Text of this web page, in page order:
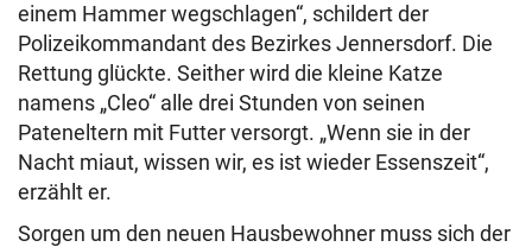
einem Hammer wegschlagen“, schildert der
Polizeikommandant des Bezirkes Jennersdorf. Die
Rettung glückte. Seither wird die kleine Katze
namens „Cleo“ alle drei Stunden von seinen
Pateneltern mit Futter versorgt. „Wenn sie in der
Nacht miaut, wissen wir, es ist wieder Essenszeit“,
erzählt er.
Sorgen um den neuen Hausbewohner muss sich der